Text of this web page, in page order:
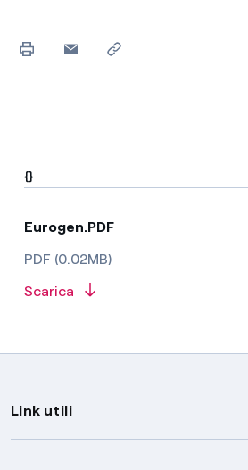
{}
Eurogen.PDF
PDF (0.02MB)
Scarica
Link utili